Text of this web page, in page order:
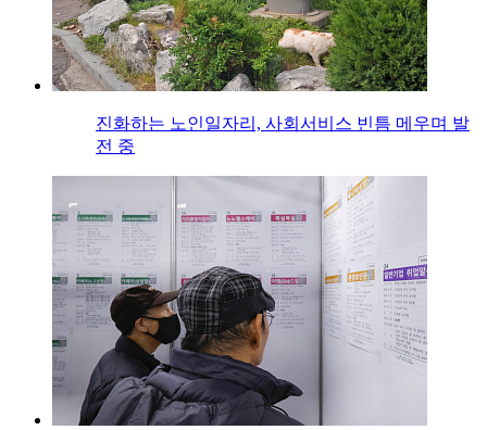
진화하는 노인일자리, 사회서비스 빈틈 메우며 발
전 중